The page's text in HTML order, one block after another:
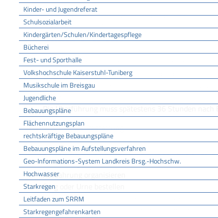
Kinder- und Jugendreferat
Schulsozialarbeit
Kindergärten/Schulen/Kindertagespflege
Bücherei
Fest- und Sporthalle
Volkshochschule Kaiserstuhl-Tuniberg
Musikschule im Breisgau
Jugendliche
Bebauungspläne
Flächennutzungsplan
rechtskräftige Bebauungspläne
Bebauungspläne im Aufstellungsverfahren
Geo-Informations-System Landkreis Brsg.-Hochschw.
Hochwasser
Starkregen
Leitfaden zum SRRM
Starkregengefahrenkarten
Einen Arzt oder eine Ärztin benachrichtigen
Der Arzt oder die Ärztin führt die Leichenschau
Todesbescheinigung aus.
Sterbefall beim Standesamt anzeigen
Das Standesamt stellt die Sterbeurkunde aus.
Ein Bestattungsunternehmen benachrichtigen
Leiche überführen lassen (erfolgt in der Regel durch
Bestattungsunternehmen)
Die Überführung muss spätestens 36 Stunden nach
Vorbereitung der Bestattung
Den Verstorbenen einbetten, einkleiden und
Bestattungsunternehmen durch)
Aufbahrung organisieren
Sarg oder Urne bestellen
Bestattungstermin vereinbaren und bekanntgeben
Kirche oder Religionsgemeinschaft benachrichtigen